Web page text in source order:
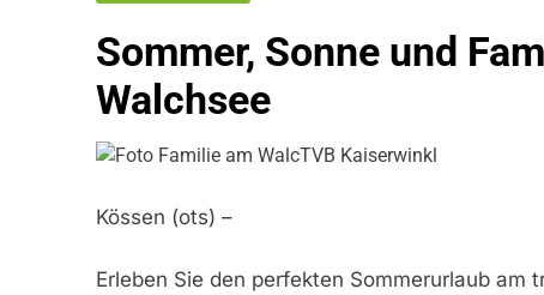
Sommer, Sonne und
Walchsee
Kössen (ots) –
Erleben Sie den perfekten Sommerurlaub am